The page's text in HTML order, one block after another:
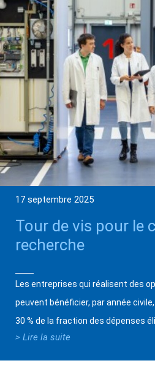
17 septembre 2025
Tour de vis pour le
recherche
Les entreprises qui réalisent des
peuvent bénéficier, par année
30 % de la fraction des dépenses
> Lire la suite